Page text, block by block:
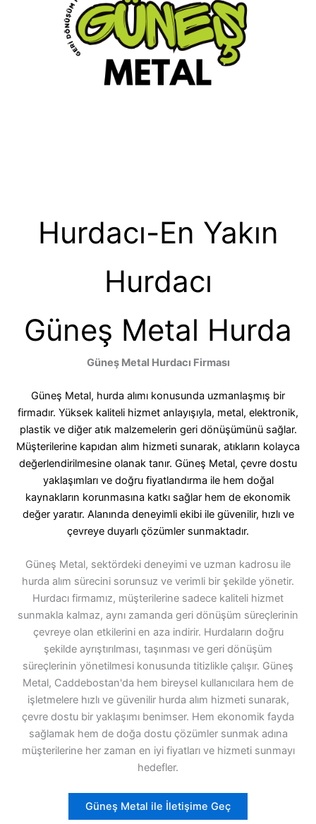
Hurdacı-En Yakın
Hurdacı
Güneş Metal Hurda
Güneş Metal Hurdacı Firması
Güneş Metal, hurda alımı konusunda uzmanlaşmış bir
firmadır. Yüksek kaliteli hizmet anlayışıyla, metal, elektronik,
plastik ve diğer atık malzemelerin geri dönüşümünü sağlar.
Müşterilerine kapıdan alım hizmeti sunarak, atıkların kolayca
değerlendirilmesine olanak tanır. Güneş Metal, çevre dostu
yaklaşımları ve doğru fiyatlandırma ile hem doğal
kaynakların korunmasına katkı sağlar hem de ekonomik
değer yaratır. Alanında deneyimli ekibi ile güvenilir, hızlı ve
çevreye duyarlı çözümler sunmaktadır.
Güneş Metal, sektördeki deneyimi ve uzman kadrosu ile
hurda alım sürecini sorunsuz ve verimli bir şekilde yönetir.
Hurdacı firmamız, müşterilerine sadece kaliteli hizmet
sunmakla kalmaz, aynı zamanda geri dönüşüm süreçlerinin
çevreye olan etkilerini en aza indirir. Hurdaların doğru
şekilde ayrıştırılması, taşınması ve geri dönüşüm
süreçlerinin yönetilmesi konusunda titizlikle çalışır. Güneş
Metal, Caddebostan'da hem bireysel kullanıcılara hem de
işletmelere hızlı ve güvenilir hurda alım hizmeti sunarak,
çevre dostu bir yaklaşımı benimser. Hem ekonomik fayda
sağlamak hem de doğa dostu çözümler sunmak adına
müşterilerine her zaman en iyi fiyatları ve hizmeti sunmayı
hedefler.
Güneş Metal ile İletişime Geç